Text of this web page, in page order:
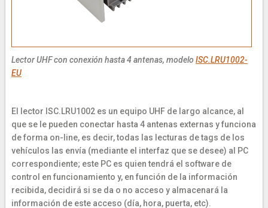
Lector UHF con conexión hasta 4 antenas, modelo ISC.LRU1002-
EU
El lector ISC.LRU1002 es un equipo UHF de largo alcance, al
que se le pueden conectar hasta 4 antenas externas y funciona
de forma on-line, es decir, todas las lecturas de tags de los
vehículos las envía (mediante el interfaz que se desee) al PC
correspondiente; este PC es quien tendrá el software de
control en funcionamiento y, en función de la información
recibida, decidirá si se da o no acceso y almacenará la
información de este acceso (día, hora, puerta, etc).